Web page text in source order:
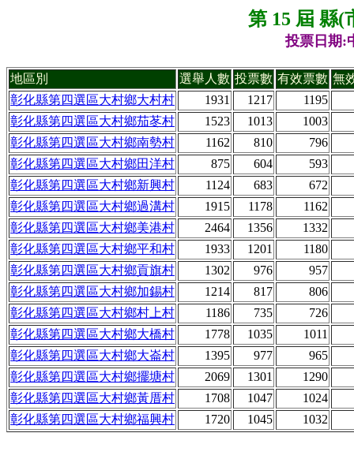
第 15 屆 縣(
投票日期:
地區別 選舉人數 投票數 有效票數 無
彰化縣第四選區大村鄉大村村
1931 1217
1195
彰化縣第四選區大村鄉茄苳村
1523 1013
1003
彰化縣第四選區大村鄉南勢村
1162 810
796
彰化縣第四選區大村鄉田洋村
875 604
593
彰化縣第四選區大村鄉新興村
1124 683
672
彰化縣第四選區大村鄉過溝村
1915 1178
1162
彰化縣第四選區大村鄉美港村
2464 1356
1332
彰化縣第四選區大村鄉平和村
1933 1201
1180
彰化縣第四選區大村鄉貢旗村
1302 976
957
彰化縣第四選區大村鄉加錫村
1214 817
806
彰化縣第四選區大村鄉村上村
1186 735
726
彰化縣第四選區大村鄉大橋村
1778 1035
1011
彰化縣第四選區大村鄉大崙村
1395 977
965
彰化縣第四選區大村鄉擺塘村
2069 1301
1290
彰化縣第四選區大村鄉黃厝村
1708 1047
1024
彰化縣第四選區大村鄉福興村
1720 1045 1032